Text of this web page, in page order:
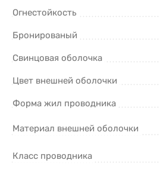
Огнестойкость
Бронированый
Свинцовая оболочка
Цвет внешней оболочки
Форма жил проводника
Материал внешней оболочки
Класс проводника